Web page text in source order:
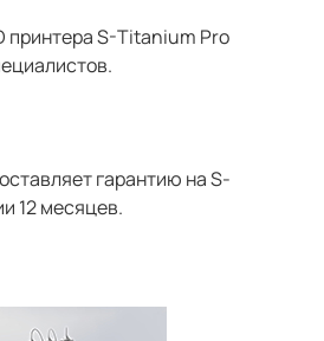
принтера S-Titanium Pro
гарантию на S-
12 месяцев.